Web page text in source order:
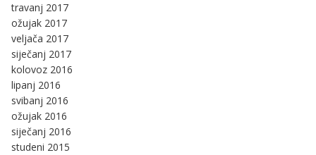
travanj 2017
ožujak 2017
veljača 2017
siječanj 2017
kolovoz 2016
lipanj 2016
svibanj 2016
ožujak 2016
siječanj 2016
studeni 2015